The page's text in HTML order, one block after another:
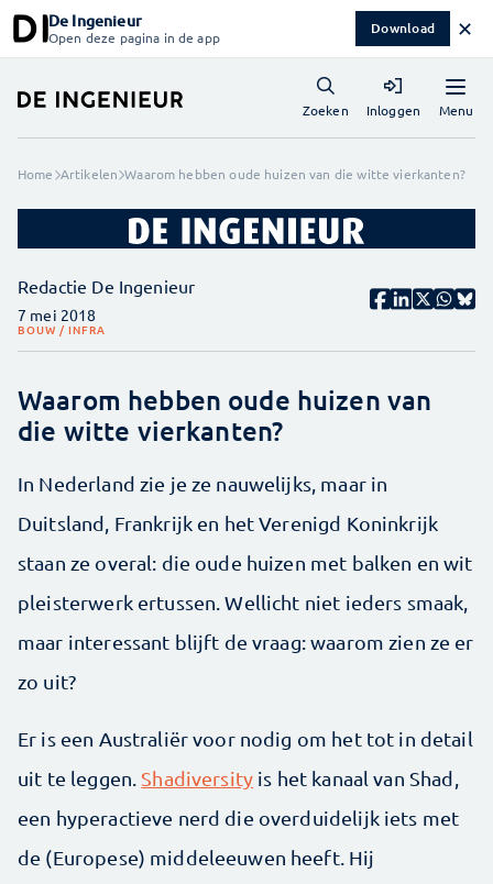
De Ingenieur
Open deze pagina in de app Download ✕
Menu
Zoeken Inloggen
Home Artikelen Waarom hebben oude huizen van die witte vierkanten?
Redactie De Ingenieur
7 mei 2018
BOUW / INFRA
Waarom hebben oude huizen van
die witte vierkanten?
In Nederland zie je ze nauwelijks, maar in
Duitsland, Frankrijk en het Verenigd Koninkrijk
staan ze overal: die oude huizen met balken en wit
pleisterwerk ertussen. Wellicht niet ieders smaak,
maar interessant blijft de vraag: waarom zien ze er
zo uit?
Er is een Australiër voor nodig om het tot in detail
uit te leggen. Shadiversity is het kanaal van Shad,
een hyperactieve nerd die overduidelijk iets met
de (Europese) middeleeuwen heeft. Hij